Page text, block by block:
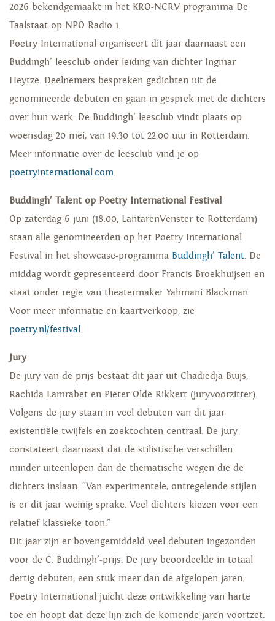
2026 bekendgemaakt in het KRO-NCRV programma De
Taalstaat op NPO Radio 1.
Poetry International organiseert dit jaar daarnaast een
Buddingh’-leesclub onder leiding van dichter Ingmar
Heytze. Deelnemers bespreken gedichten uit de
genomineerde debuten en gaan in gesprek met de dichters
over hun werk. De Buddingh’-leesclub vindt plaats op
woensdag 20 mei, van 19.30 tot 22.00 uur in Rotterdam.
Meer informatie over de leesclub vind je op
poetryinternational.com.
Buddingh’ Talent op Poetry International Festival
Op zaterdag 6 juni (18:00, LantarenVenster te Rotterdam)
staan alle genomineerden op het Poetry International
Festival in het showcase-programma Buddingh’ Talent. De
middag wordt gepresenteerd door Francis Broekhuijsen en
staat onder regie van theatermaker Yahmani Blackman.
Voor meer informatie en kaartverkoop, zie
poetry.nl/festival.
Jury
De jury van de prijs bestaat dit jaar uit Chadiedja Buijs,
Rachida Lamrabet en Pieter Olde Rikkert (juryvoorzitter).
Volgens de jury staan in veel debuten van dit jaar
existentiële twijfels en zoektochten centraal. De jury
constateert daarnaast dat de stilistische verschillen
minder uiteenlopen dan de thematische wegen die de
dichters inslaan. “Van experimentele, ontregelende stijlen
is er dit jaar weinig sprake. Veel dichters kiezen voor een
relatief klassieke toon.”
Dit jaar zijn er bovengemiddeld veel debuten ingezonden
voor de C. Buddingh’-prijs. De jury beoordeelde in totaal
dertig debuten, een stuk meer dan de afgelopen jaren.
Poetry International juicht deze ontwikkeling van harte
toe en hoopt dat deze lijn zich de komende jaren voortzet.